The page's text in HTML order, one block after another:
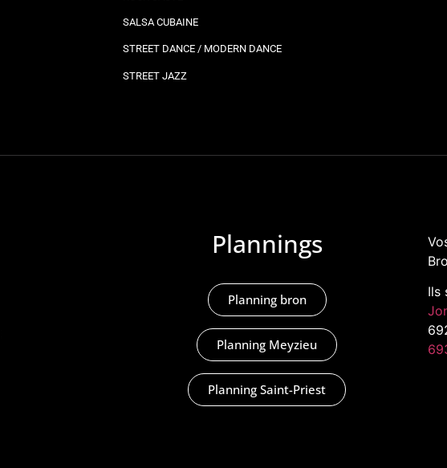
SALSA CUBAINE
STREET DANCE / MODERN DANCE
STREET JAZZ
Plannings
Planning bron
Planning Meyzieu
Planning Saint-Priest
Ils